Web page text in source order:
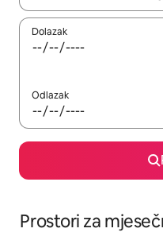
Dolazak
Odlazak
Prostori za